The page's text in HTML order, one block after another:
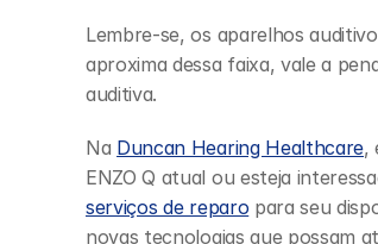
Lembre-se, os aparelhos
aproxima dessa faixa, vale a
auditiva.
Na Duncan Hearing Healthcare,
serviços de reparo para seu
novas tecnologias que possam